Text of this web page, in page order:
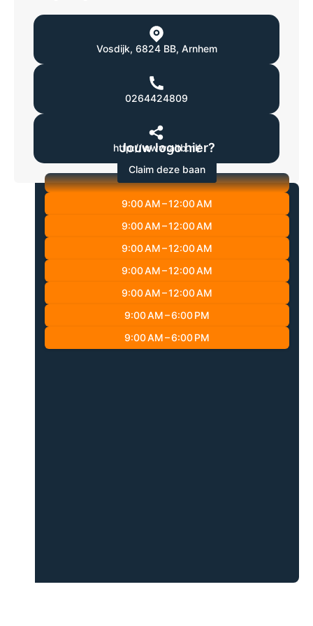
Vosdijk, 6824 BB, Arnhem
0264424809
http://www.altb.nl/
Jouw logo hier?
Claim deze baan
9:00 AM – 12:00 AM
9:00 AM – 12:00 AM
9:00 AM – 12:00 AM
9:00 AM – 12:00 AM
9:00 AM – 12:00 AM
9:00 AM – 6:00 PM
9:00 AM – 6:00 PM